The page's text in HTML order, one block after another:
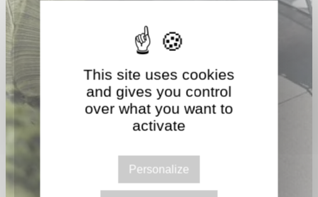
This site uses cookies
and gives you control
over what you want to
activate
Personalize